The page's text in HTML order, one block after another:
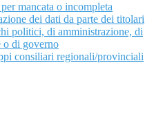
mancata o incompleta
dei dati da parte dei titolari
politici, di amministrazione, di
o di governo
consiliari regionali/provinciali